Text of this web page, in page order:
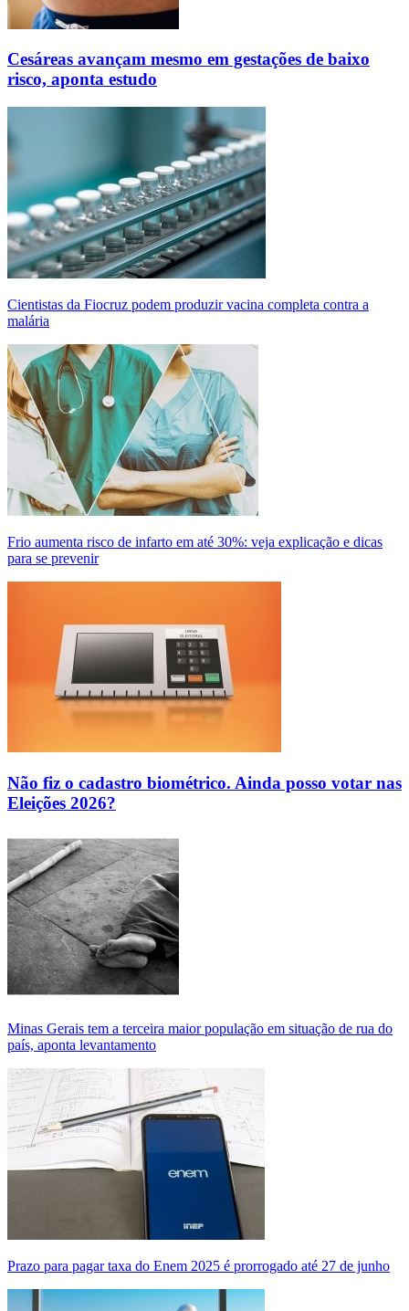
Cesáreas avançam mesmo em gestações de baixo
risco, aponta estudo
Cientistas da Fiocruz podem produzir vacina completa contra a
malária
Frio aumenta risco de infarto em até 30%: veja explicação e dicas
para se prevenir
Não fiz o cadastro biométrico. Ainda posso votar nas
Eleições 2026?
Minas Gerais tem a terceira maior população em situação de rua do
país, aponta levantamento
Prazo para pagar taxa do Enem 2025 é prorrogado até 27 de junho